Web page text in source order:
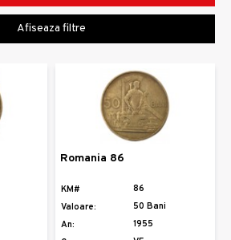
Afiseaza filtre
Romania 86
KM#
86
Valoare:
50 Bani
An:
1955